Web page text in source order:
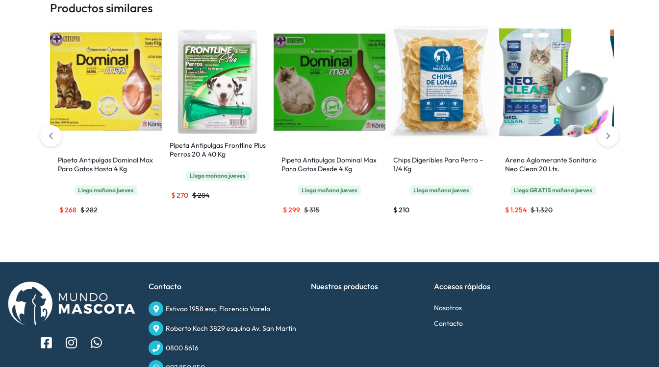
Productos similares
Pipeta Antipulgas Dominal Max
Para Gatos Hasta 4 Kg
Llega mañanajueves
$282
$268
Pipeta Antipulgas Frontline Plus
Perros 20 A 40 Kg
Llega mañanajueves
$284
$270
Pipeta Antipulgas Dominal Max
Para Gatos Desde 4 Kg
Llega mañanajueves
$315
$299
Chips Digeribles Para Perro –
1/4 Kg
Llega mañanajueves
$210
Arena Aglomerante Sanitario
Neo Clean 20 Lts.
LlegaGRATISmañanajueves
$1.320
$1.254
Contacto
Estivao 1958 esq. Florencio Varela
Roberto Koch 3829 esquina Av. San Martín
0800 8616
Nuestros productos Accesos rápidos
Nosotros
Contacto